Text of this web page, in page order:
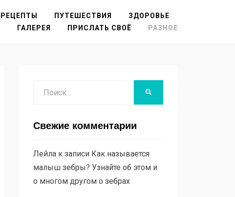
РЕЦЕПТЫ ПУТЕШЕСТВИЯ
ЗДОРОВЬЕ
ГАЛЕРЕЯ ПРИСЛАТЬ СВОЁ РАЗНОЕ
Свежие комментарии
Лейлак записи Как называется
малыш зебры? Узнайте об этом и
о многом другом о зебрах